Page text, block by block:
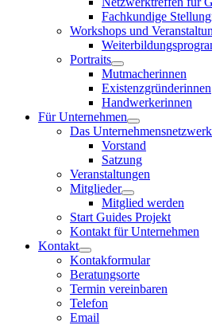
Fachkundige
Workshops und
Portraits
Mutmacherinnen
Existenzgründerinnen
Handwerkerinnen
Für Unternehmen
Das Unternehmensnetzwerk
Vorstand
Satzung
Veranstaltungen
Mitglieder
Mitglied werden
Start Guides Projekt
Kontakt für Unternehmen
Kontakt
Kontakformular
Beratungsorte
Termin vereinbaren
Telefon
Email